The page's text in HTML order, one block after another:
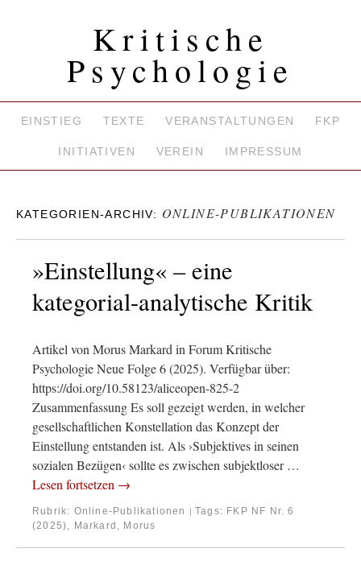
Kritische
Psychologie
EINSTIEG TEXTE VERANSTALTUNGEN FKP
INITIATIVEN VEREIN IMPRESSUM
KATEGORIEN-ARCHIV: ONLINE-PUBLIKATIONEN
»Einstellung« – eine
kategorial-analytische Kritik
Artikel von Morus Markard in Forum Kritische
Psychologie Neue Folge 6 (2025). Verfügbar über:
https://doi.org/10.58123/aliceopen-825-2
Zusammenfassung Es soll gezeigt werden, in welcher
gesellschaftlichen Konstellation das Konzept der
Einstellung entstanden ist. Als ›Subjektives in seinen
sozialen Bezügen‹ sollte es zwischen subjektloser …
Lesen fortsetzen →
Rubrik: Online-Publikationen | Tags: FKP NF Nr. 6
(2025), Markard, Morus